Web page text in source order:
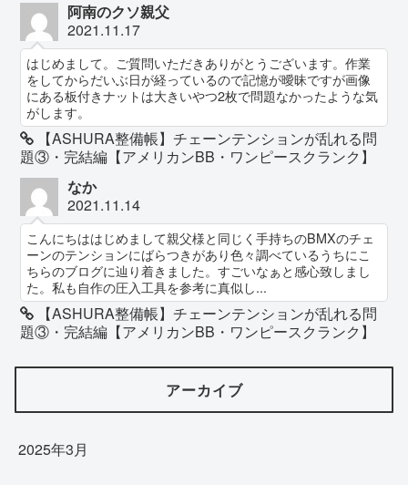
阿南のクソ親父
2021.11.17
はじめまして。ご質問いただきありがとうございます。作業
をしてからだいぶ日が経っているので記憶が曖昧ですが画像
にある板付きナットは大きいやつ2枚で問題なかったような気
がします。
【ASHURA整備帳】チェーンテンションが乱れる問
題③・完結編【アメリカンBB・ワンピースクランク】
なか
2021.11.14
こんにちははじめまして親父様と同じく手持ちのBMXのチェ
ーンのテンションにばらつきがあり色々調べているうちにこ
ちらのブログに辿り着きました。すごいなぁと感心致しまし
た。私も自作の圧入工具を参考に真似し...
【ASHURA整備帳】チェーンテンションが乱れる問
題③・完結編【アメリカンBB・ワンピースクランク】
アーカイブ
2025年3月